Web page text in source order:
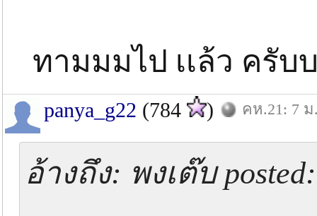
ทามมมไป เเล้ว ครับ
panya_g22 (784 ) คห.21: 7
อ้างถึง: พงเต๊บ